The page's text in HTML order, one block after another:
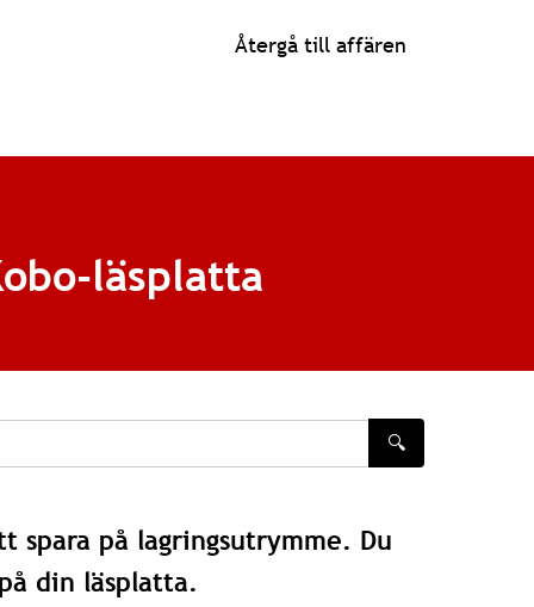
Återgå till affären
läsplatta
🔍
spara på lagringsutrymme. Du
din läsplatta.